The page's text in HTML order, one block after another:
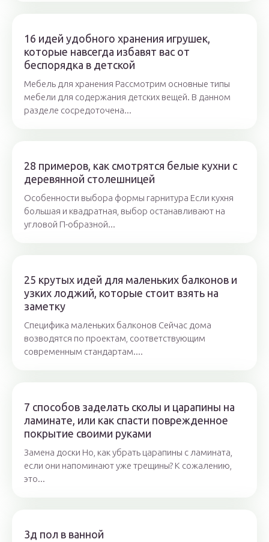
16 идей удобного хранения игрушек,
которые навсегда избавят вас от
беспорядка в детской
Мебель для хранения Рассмотрим основные типы
мебели для содержания детских вещей. В данном
разделе сосредоточена...
28 примеров, как смотрятся белые кухни с
деревянной столешницей
Особенности выбора формы гарнитура Если кухня
большая и квадратная, выбор останавливают на
угловой П-образной...
25 крутых идей для маленьких балконов и
узких лоджий, которые стоит взять на
заметку
Специфика маленьких балконов Сейчас дома
возводятся по проектам, соответствующим
современным стандартам....
7 способов заделать сколы и царапины на
ламинате, или как спасти поврежденное
покрытие своими руками
Замена доски Но, как убрать царапины с ламината,
если они напоминают уже трещины? К сожалению,
это...
3д пол в ванной